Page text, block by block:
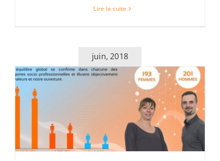
Lire la suite
juin, 2018